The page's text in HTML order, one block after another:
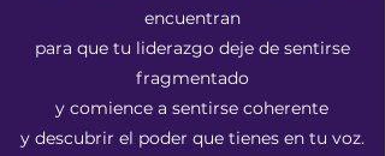
encuentran
para que tu liderazgo deje de sentirse
fragmentado
y comience a sentirse coherente
y descubrir el poder que tienes en tu voz.